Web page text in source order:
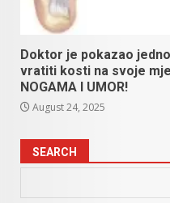
Doktor je pokazao
vratiti kosti na svoje
NOGAMA I UMOR!
August 24, 2025
SEARCH